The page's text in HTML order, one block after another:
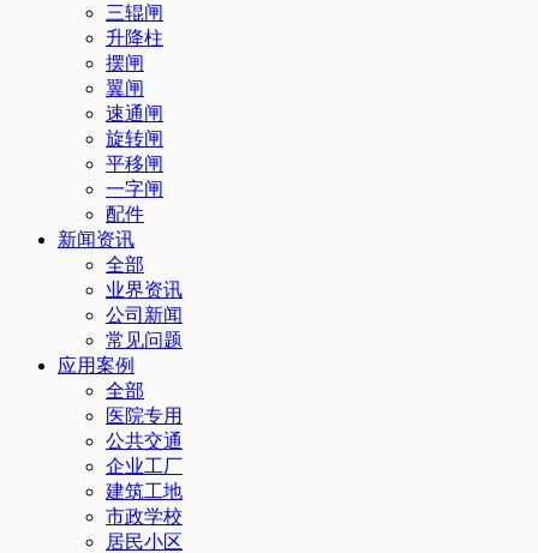
三辊闸
升降柱
摆闸
翼闸
速通闸
旋转闸
平移闸
一字闸
配件
新闻资讯
全部
业界资讯
公司新闻
常见问题
应用案例
全部
医院专用
公共交通
企业工厂
建筑工地
市政学校
居民小区